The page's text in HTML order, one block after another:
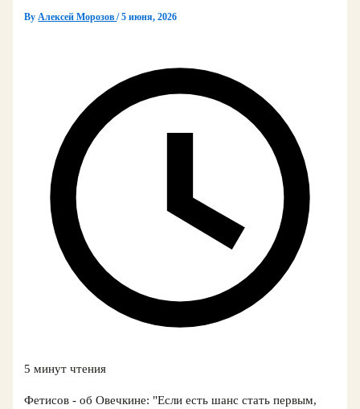
ByАлексей Морозов/5 июня, 2026
5 минут чтения
Фетисов - об Овечкине: "Если есть шанс стать первым,